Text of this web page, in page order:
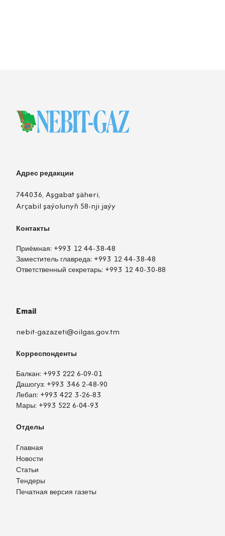
Адрес редакции
744036, Aşgabat şäheri,
Arçabil şaýolunyň 58-nji jaýy
Контакты
Приёмная: +993 12 44-38-48
Заместитель главреда: +993 12 44-38-48
Ответственный секретарь: +993 12 40-30-88
Email
nebit-gazazeti@oilgas.gov.tm
Корреспонденты
Балкан: +993 222 6-09-01
Дашогуз: +993 346 2-48-90
Лебап: +993 422 3-26-83
Мары: +993 522 6-04-93
Отделы
Главная
Новости
Статьи
Тендеры
Печатная версия газеты